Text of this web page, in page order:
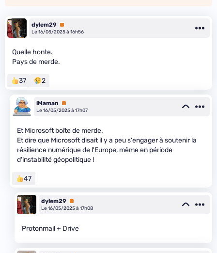
dylem29 Premium
Le 16/05/2025 à 16h56
Quelle honte.
Pays de merde.
37 2
iMaman
Premium
Le 16/05/2025 à 17h07
Et Microsoft boîte de merde.
Et dire que Microsoft disait il y a peu s'engager à soutenir la
résilience numérique de l'Europe, même en période
d'instabilité géopolitique !
47
dylem29 Premium
Le 16/05/2025 à 17h08
Protonmail + Drive